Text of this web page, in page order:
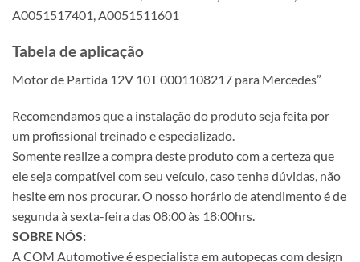
A0051517401, A0051511601
Tabela de aplicação
Motor de Partida 12V 10T 0001108217 para Mercedes”
Recomendamos que a instalação do produto seja feita por
um profissional treinado e especializado.
Somente realize a compra deste produto com a certeza que
ele seja compatível com seu veículo, caso tenha dúvidas, não
hesite em nos procurar. O nosso horário de atendimento é de
segunda à sexta-feira das 08:00 às 18:00hrs.
SOBRE NÓS:
A COM Automotive é especialista em autopeças com design